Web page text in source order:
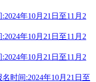
年10月21日至11月2
年10月21日至11月2
年10月21日至11月2
时间:2024年10月21日至